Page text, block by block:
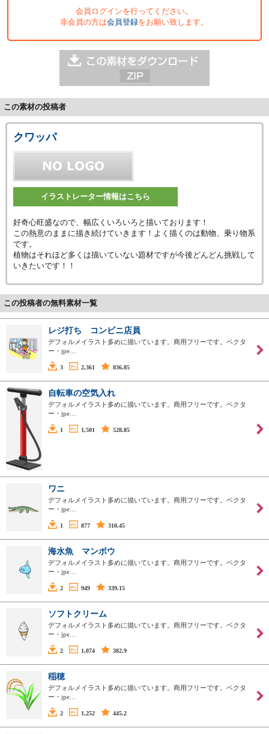
会員ログインを行ってください。
非会員の方は会員登録をお願い致します。
この素材の投稿者
クワッパ
イラストレーター情報はこちら
好奇心旺盛なので、幅広くいろいろと描いております！
この熱意のままに描き続けていきます！よく描くのは動物、乗り物系
です。
植物はそれほど多くは描いていない題材ですが今後どんどん挑戦して
いきたいです！！
この投稿者の無料素材一覧
レジ打ち コンビニ店員
デフォルメイラスト多めに描いています。商用フリーです。ベクタ
ー・jpe…
3 2,361 836.85
自転車の空気入れ
デフォルメイラスト多めに描いています。商用フリーです。ベクタ
ー・jpe…
1 1,501 528.85
ワニ
デフォルメイラスト多めに描いています。商用フリーです。ベクタ
ー・jpe…
1 877 310.45
海水魚 マンボウ
デフォルメイラスト多めに描いています。商用フリーです。ベクタ
ー・jpe…
2 949 339.15
ソフトクリーム
デフォルメイラスト多めに描いています。商用フリーです。ベクタ
ー・jpe…
2 1,074 382.9
稲穂
デフォルメイラスト多めに描いています。商用フリーです。ベクタ
ー・jpe…
2 1,252 445.2